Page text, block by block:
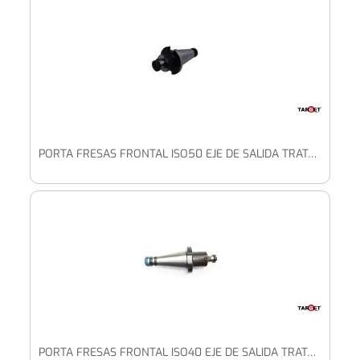
PORTA FRESAS FRONTAL ISO50 EJE DE SALIDA TRATADO REFRIG. A
PORTA FRESAS FRONTAL ISO40 EJE DE SALIDA TRATADO REFRIG. A